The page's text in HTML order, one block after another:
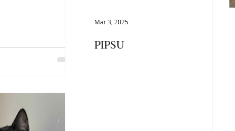
PIPSU
Mar 3, 2025